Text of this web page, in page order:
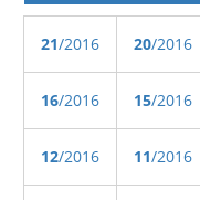
21/2016 20/2016
16/2016 15/2016
12/2016 11/2016